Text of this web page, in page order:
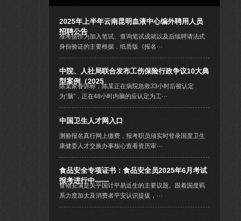
2025年上半年云南昆明血液中心编外聘用人员
招聘公告
准考据作为加入笔试、查询笔试成就以及后续聘请法式
身份验证的主要根据，纸质版《报名···
中院、人社局联合发布工伤保险行政争议10大典
型案例（2025
陈某家眷诉称，陈某正在病院急救33小时后被认定
为“脑”，正在48小时内脑的应认定为工···
中国卫生人才网入口
测验报名真行网上缴费，报考职员须实时登录国度卫生
康健委人才交换办事核心查看资历审···
食品安全专项证书：食品安全员2025年6月考试
报考进行中——
食物安满是关乎国计平易近生的主要议题。跟着国度羁
系力度加大及消费者平安认识提拔，···